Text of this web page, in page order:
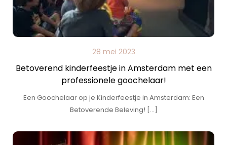
28 mei 2023
Betoverend kinderfeestje in Amsterdam met een
professionele goochelaar!
Een Goochelaar op je Kinderfeestje in Amsterdam: Een
Betoverende Beleving! […]